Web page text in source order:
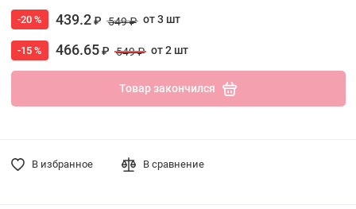
-20 % 439.2₽ 549 ₽ от 3 шт
-15 % 466.65₽ 549 ₽ от 2 шт
Товар закончился
В избранное В сравнение